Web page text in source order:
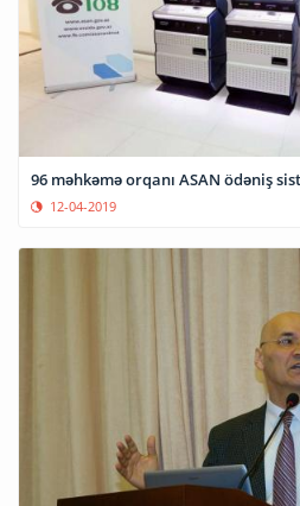
96 məhkəmə orqanı ASAN ödəniş
12-04-2019